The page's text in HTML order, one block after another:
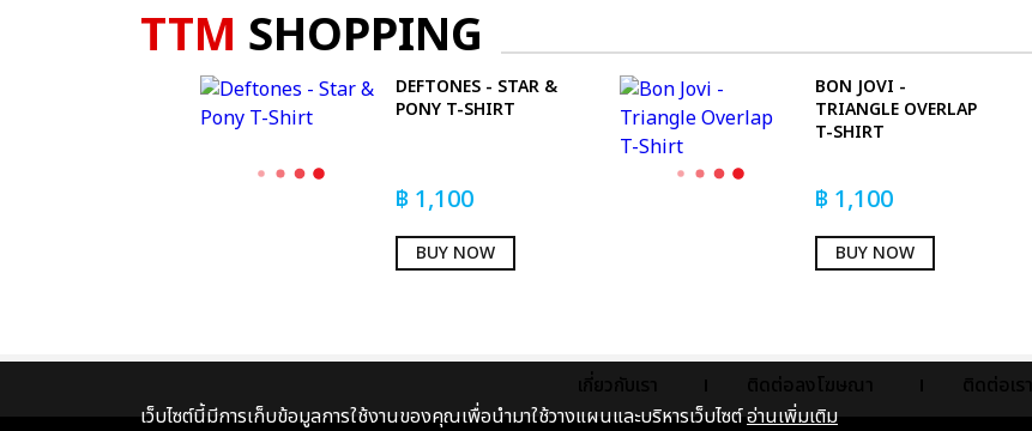
TTM SHOPPING
DEFTONES - STAR &
PONY T-SHIRT
฿ 1,100
BUY NOW
BON JOVI -
TRIANGLE OVERLAP
T-SHIRT
฿ 1,100
BUY NOW
เกี่ยวกับเรา ติดต่อลงโฆษณา ติดต่อเรา
เว็บไซต์นี้มีการเก็บข้อมูลการใช้งานของคุณเพื่อนำมาใช้วางแผนและบริหารเว็บไซต์อ่านเพิ่มเติม